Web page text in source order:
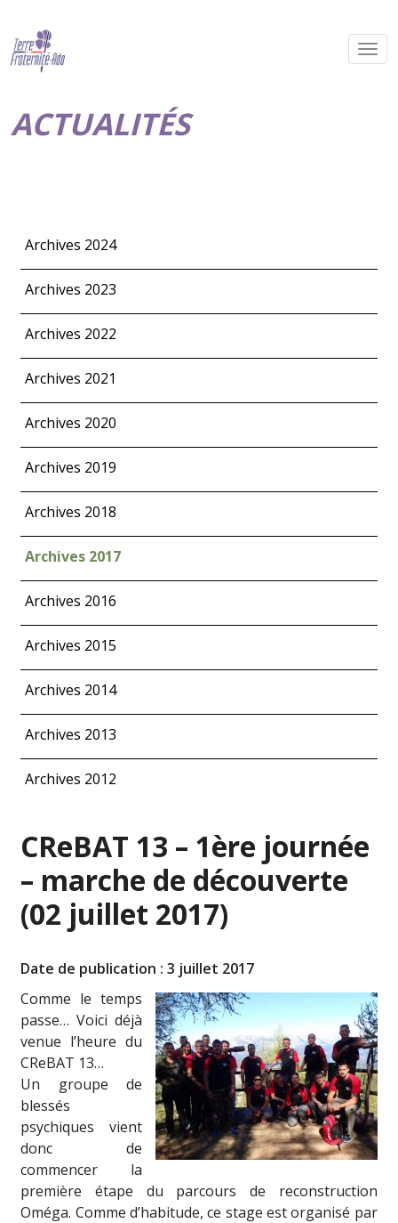
ACTUALITÉS
Archives 2024
Archives 2023
Archives 2022
Archives 2021
Archives 2020
Archives 2019
Archives 2018
Archives 2017
Archives 2016
Archives 2015
Archives 2014
Archives 2013
Archives 2012
CReBAT 13 – 1ère journée
– marche de découverte
(02 juillet 2017)
Date de publication : 3 juillet 2017
Comme le temps
passe… Voici déjà
venue l’heure du
CReBAT 13…
Un groupe de
blessés
psychiques vient
donc de
commencer la
première étape du parcours de reconstruction
Oméga. Comme d’habitude, ce stage est organisé par